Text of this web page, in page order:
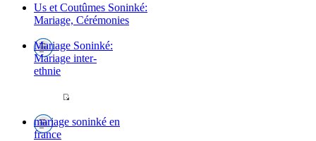
Us et Coutûmes Soninké:
Mariage, Cérémonies
Mariage Soninké:
Mariage inter-
ethnie
mariage soninké en
france